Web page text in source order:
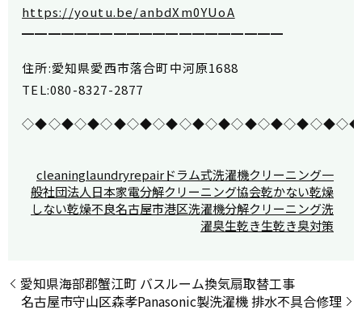
https://youtu.be/anbdXm0YUoA
━━━━━━━━━━━━━━━━━━━━
住所:愛知県愛西市落合町中河原1688
TEL:080-8327-2877
cleaninglaundryrepairドラム式洗濯機クリーニング一
般社団法人日本家電分解クリーニング協会乾かない乾燥
しない乾燥不良名古屋市港区洗濯機分解クリーニング洗
濯臭生乾き生乾き臭対策
愛知県海部郡蟹江町 バスルーム換気扇取替工事
名古屋市守山区森孝Panasonic製洗濯機 排水不具合修理